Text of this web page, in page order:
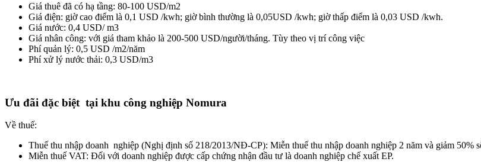
Giá thuê đã có hạ tầng: 80-100 USD/m2
Giá điện: giờ cao điểm là 0,1 USD /kwh; giờ bình thường là 0,05USD /kwh; giờ thấp điểm là 0,03 USD /kwh.
Giá nước: 0,4 USD/ m3
Giá nhân công: với giá tham khảo là 200-500 USD/người/tháng. Tùy theo vị trí công việc
Phí quản lý: 0,5 USD /m2/năm
Phí xử lý nước thải: 0,3 USD/m3
Ưu đãi đặc biệt tại khu công nghiệp Nomura
Về thuế:
Thuế thu nhập doanh nghiệp (Nghị định số 218/2013/NĐ-CP): Miễn thuế thu nhập doanh nghiệp 2 năm và giảm 50%
Miễn thuế VAT: Đối với doanh nghiệp được cấp chứng nhận đầu tư là doanh nghiệp chế xuất EP.